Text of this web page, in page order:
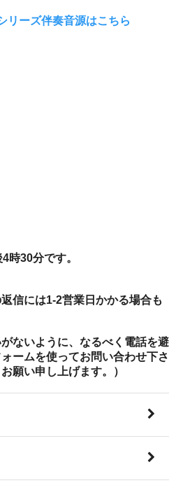
ーズ伴奏音源はこちら
時30分です。
信には1-2営業日かかる場合も
ないように、なるべく電話を避
ームを使ってお問い合わせ下さ
願い申し上げます。）